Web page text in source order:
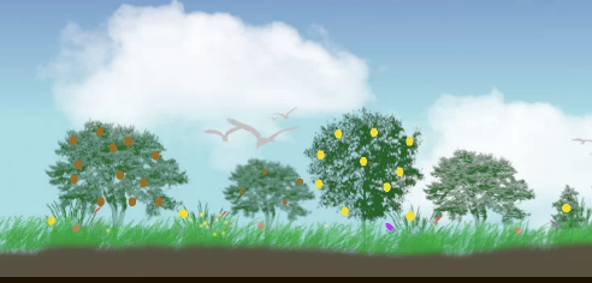
περιεχόμενο